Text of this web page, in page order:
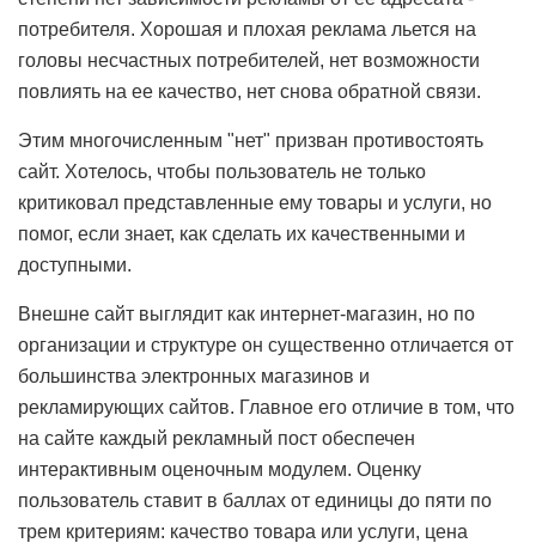
потребителя. Хорошая и плохая реклама льется на
головы несчастных потребителей, нет возможности
повлиять на ее качество, нет снова обратной связи.
Этим многочисленным "нет" призван противостоять
сайт. Хотелось, чтобы пользователь не только
критиковал представленные ему товары и услуги, но
помог, если знает, как сделать их качественными и
доступными.
Внешне сайт выглядит как интернет-магазин, но по
организации и структуре он существенно отличается от
большинства электронных магазинов и
рекламирующих сайтов. Главное его отличие в том, что
на сайте каждый рекламный пост обеспечен
интерактивным оценочным модулем. Оценку
пользователь ставит в баллах от единицы до пяти по
трем критериям: качество товара или услуги, цена